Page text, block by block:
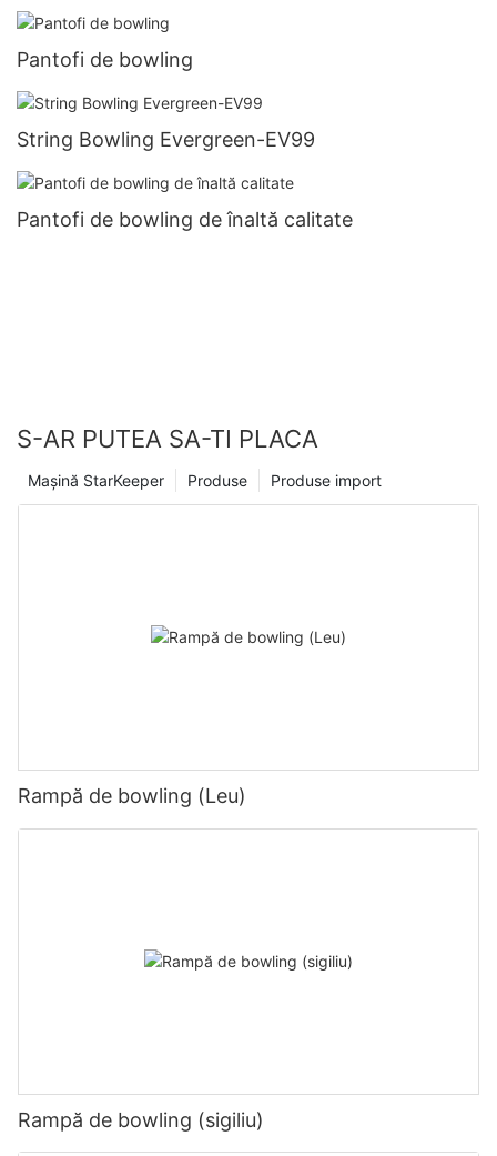
Pantofi de bowling
String Bowling Evergreen-EV99
Pantofi de bowling de înaltă calitate
S-AR PUTEA SA-TI PLACA
Produse import
Produse
Mașină StarKeeper
Rampă de bowling (Leu)
Rampă de bowling (sigiliu)